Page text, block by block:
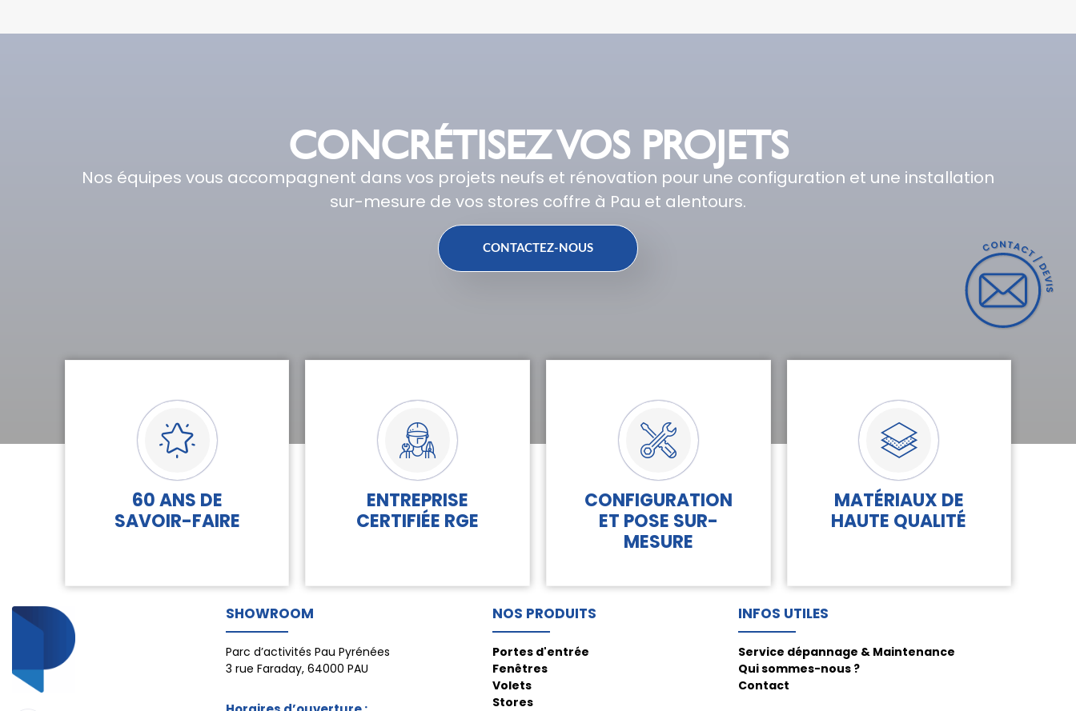
CONCRÉTISEZ VOS PROJETS
Nos équipes vous accompagnent dans vos projets neufs et rénovation pour une configuration et une installation
sur-mesure de vos stores coffre à Pau et alentours.
CONTACTEZ-NOUS
60 ANS DE
SAVOIR-FAIRE
ENTREPRISE
CERTIFIÉE RGE
CONFIGURATION
ET POSE SUR-
MESURE
MATÉRIAUX DE
HAUTE QUALITÉ
SHOWROOM
Parc d’activités Pau Pyrénées
3 rue Faraday, 64000 PAU
NOS PRODUITS
Portes d'entrée
Fenêtres
Volets
Stores
INFOS UTILES
Service dépannage & Maintenance
Qui sommes-nous ?
Contact